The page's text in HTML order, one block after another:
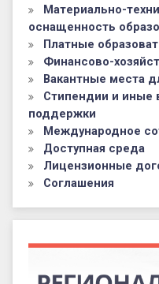
Материально-
оснащенность
Платные
Финансово-
Вакантные места
Стипендии и иные
поддержки
Международное
Доступная среда
Лицензионные
Соглашения